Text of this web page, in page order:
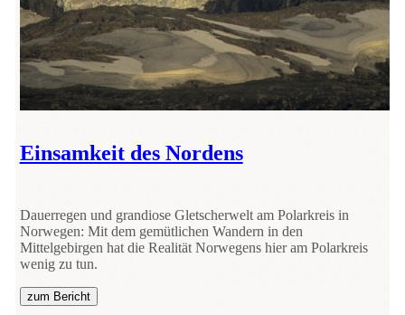
Einsamkeit des Nordens
Dauerregen und grandiose Gletscherwelt am Polarkreis in
Norwegen: Mit dem gemütlichen Wandern in den
Mittelgebirgen hat die Realität Norwegens hier am Polarkreis
wenig zu tun.
zum Bericht